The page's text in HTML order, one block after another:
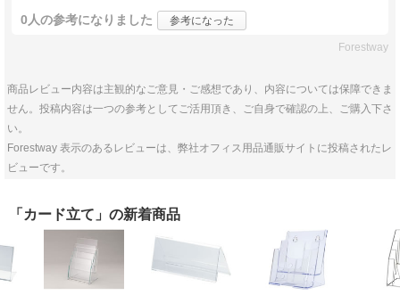
0人の参考になりました 参考になった
Forestway
商品レビュー内容は主観的なご意見・ご感想であり、内容については保障できま
せん。投稿内容は一つの参考としてご活用頂き、ご自身で確認の上、ご購入下さ
い。
Forestway 表示のあるレビューは、弊社オフィス用品通販サイトに投稿されたレ
ビューです。
「カード立て」の新着商品